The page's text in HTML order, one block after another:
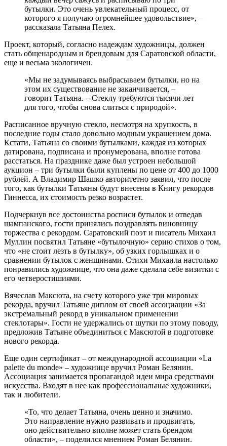
бутылки. Это очень увлекательный процесс, от
которого я получаю огромнейшее удовольствие», –
рассказала Татьяна Пелех.
Проект, который, согласно надеждам художницы, должен
стать общенародным и брендовым для Саратовской области,
еще и весьма экологичен.
«Мы не задумываясь выбрасываем бутылки, но на
этом их существование не заканчивается, –
говорит Татьяна. – Стеклу требуются тысячи лет
для того, чтобы снова слиться с природой».
Расписанное вручную стекло, несмотря на хрупкость, в
последние годы стало довольно модным украшением дома.
Кстати, Татьяна со своими бутылками, каждая из которых
датирована, подписана и пронумерована, вполне готова
расстаться. На празднике даже был устроен небольшой
аукцион – три бутылки были куплены по цене от 400 до 1000
рублей. А Владимир Шашко авторитетно заявил, что после
того, как бутылки Татьяны будут внесены в Книгу рекордов
Гиннесса, их стоимость резко возрастет.
Подчеркнув все достоинства росписи бутылок и отведав
шампанского, гости принялись поздравлять виновницу
торжества с рекордом. Саратовский поэт и писатель Михаил
Муллин посвятил Татьяне «бутылочную» серию стихов о том,
что «не стоит лезть в бутылку», об узких горлышках и о
сравнении бутылок с женщинами. Стихи Михаила настолько
понравились художнице, что она даже сделала себе визитки с
его четверостишиями.
Вячеслав Максюта, на счету которого уже три мировых
рекорда, вручил Татьяне диплом от своей ассоциации «За
экстремальный рекорд в уникальном применении
стеклотары». Гости не удержались от шутки по этому поводу,
предложив Татьяне объединиться с Максютой в подготовке
нового рекорда.
Еще один сертификат – от международной ассоциации «La
palette du monde» – художнице вручил Роман Белянин.
Ассоциация занимается пропагандой идеи мира средствами
искусства. Входят в нее как профессиональные художники,
так и любители.
«То, что делает Татьяна, очень ценно и значимо.
Это направление нужно развивать и продвигать,
оно действительно вполне может стать брендом
области», – поделился мнением Роман Белянин.